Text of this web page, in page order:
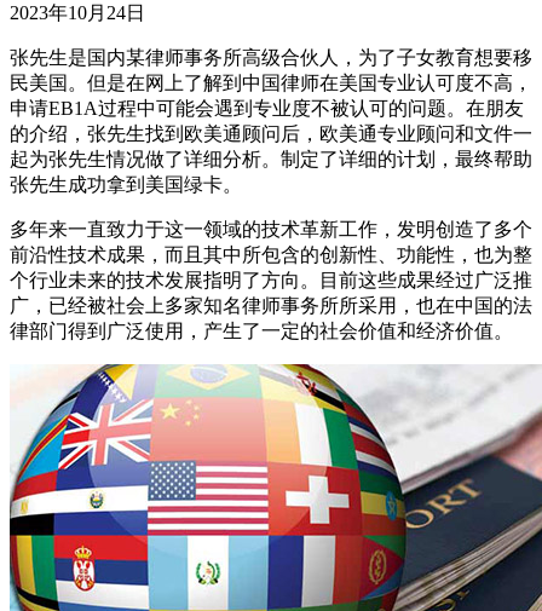
2023年10月24日
张先生是国内某律师事务所高级合伙人，为了子女教育想要移
民美国。但是在网上了解到中国律师在美国专业认可度不高，
申请EB1A过程中可能会遇到专业度不被认可的问题。在朋友
的介绍，张先生找到欧美通顾问后，欧美通专业顾问和文件一
起为张先生情况做了详细分析。制定了详细的计划，最终帮助
张先生成功拿到美国绿卡。
多年来一直致力于这一领域的技术革新工作，发明创造了多个
前沿性技术成果，而且其中所包含的创新性、功能性，也为整
个行业未来的技术发展指明了方向。目前这些成果经过广泛推
广，已经被社会上多家知名律师事务所所采用，也在中国的法
律部门得到广泛使用，产生了一定的社会价值和经济价值。